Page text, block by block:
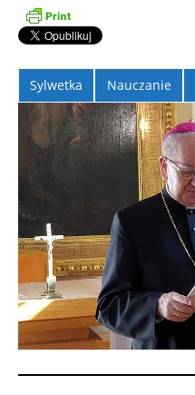
Sylwetka Nauczanie